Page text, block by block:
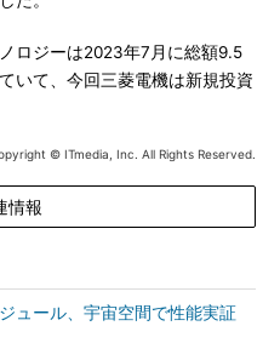
ロジーは2023年7月に総額9.5
いて、今回三菱電機は新規投資
© ITmedia, Inc. All Rights Reserved.
情報
ュール、宇宙空間で性能実証